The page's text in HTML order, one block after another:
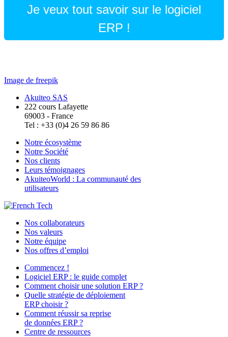
Je veux tout savoir sur le logiciel
ERP !
Image de freepik
Akuiteo SAS
222 cours Lafayette
69003 - France
Tel : +33 (0)4 26 59 86 86
Notre écosystème
Notre Société
Nos clients
Leurs témoignages
AkuiteoWorld : La communauté des
utilisateurs
Nos collaborateurs
Nos valeurs
Notre équipe
Nos offres d’emploi
Commencez !
Logiciel ERP : le guide complet
Comment choisir une solution ERP ?
Quelle stratégie de déploiement
ERP choisir ?
Comment réussir sa reprise
de données ERP ?
Centre de ressources